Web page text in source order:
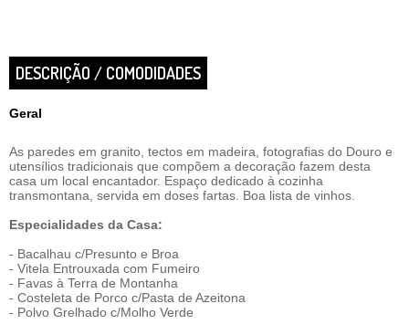
DESCRIÇÃO / COMODIDADES
Geral
As paredes em granito, tectos em madeira, fotografias do Douro e
utensílios tradicionais que compõem a decoração fazem desta
casa um local encantador. Espaço dedicado à cozinha
transmontana, servida em doses fartas. Boa lista de vinhos.
Especialidades da Casa:
- Bacalhau c/Presunto e Broa
- Vitela Entrouxada com Fumeiro
- Favas à Terra de Montanha
- Costeleta de Porco c/Pasta de Azeitona
- Polvo Grelhado c/Molho Verde